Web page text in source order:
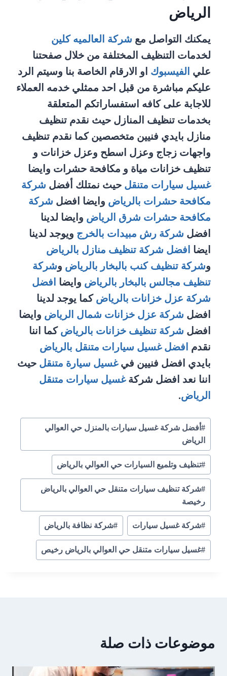
الرياض
يمكنك التواصل مع شركة العالميه كلين
لخدمات التنظيف المختلفة من خلال صفحتنا
علي الفيسبوك او الارقام الخاصة بنا وسيتم الرد
عليكم مباشرة من قبل احد ممثلي خدمه العملاء
للاجابة على كافه استفساراتكم المتعلقة
بخدمات تنظيف المنازل حيث نقدم تنظيف
منازل بايدي فنيين متخصصين كما نقدم تنظيف
واجهات زجاج وعزل اسطح وعزل خزانات و
تنظيف خزانات مياة و مكافحة حشرات وايضا
غسيل سيارات متنقل حيث نمتلك أفضل شركة
مكافحة حشرات بالرياض وايضا افضل شركة
مكافحة حشرات شرق الرياض وايضا لدينا
افضل شركة رش مبيدات بالخرج ويوجد لدينا
ايضا
افضل شركة تنظيف منازل بالرياض
وشركة تنظيف كنب بالبخار بالرياض وشركة
تنظيف مجالس بالبخار بالرياض وايضا
افضل
شركة عزل خزانات بالرياض كما يوجد لدينا
افضل شركة عزل خزانات شمال الرياض وايضا
افضل شركة تنظيف خزانات بالرياض كما اننا
نقدم افضل غسيل سيارات متنقل بالرياض
بايدي افضل فنيين فيغسيل سيارة متنقل حيث
اننا نعد افضل شركةغسيل سيارات متنقل
الرياض.
وسوم
المقال:
#أفضل شركة غسيل سيارات بالمنزل حي العوالي
الرياض
#تنظيف وتلميع السيارات حي العوالي بالرياض
#شركة تنظيف سيارات متنقل حي العوالي بالرياض
رخيصة
#شركة غسيل سيارات #شركة نظافة بالرياض
#غسيل سيارات متنقل حي العوالي بالرياض رخيص
موضوعات ذات صلة